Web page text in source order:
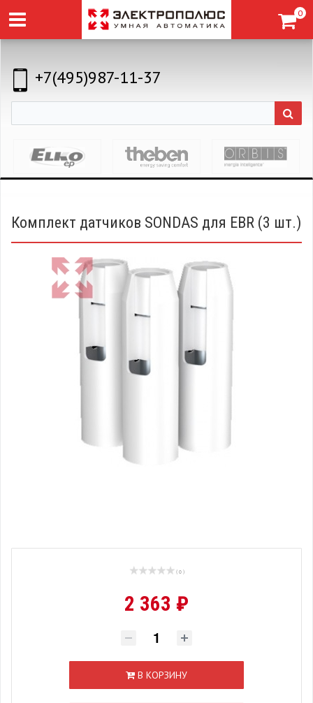
0
+7(495)987-11-37
Комплект датчиков SONDAS для EBR (3 шт.)
( 0 )
2 363 ₽
В КОРЗИНУ